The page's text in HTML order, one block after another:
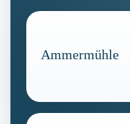
Ammermühle